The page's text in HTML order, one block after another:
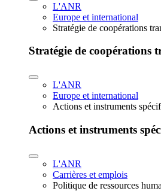
L'ANR
Europe et international
Stratégie de coopérations
Stratégie de coopérations
L'ANR
Europe et international
Actions et instruments
Actions et instruments
L'ANR
Carrières et emplois
Politique de ressources